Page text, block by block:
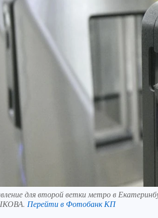
для второй ветки метро в
Перейти в Фотобанк КП